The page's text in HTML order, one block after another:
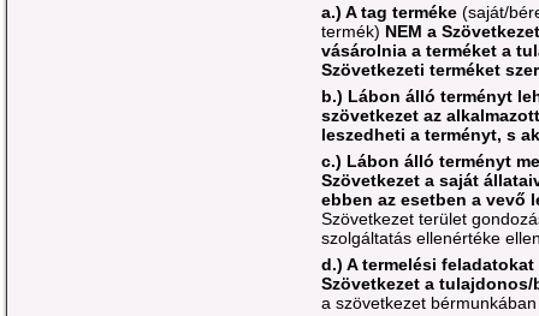
a.) A tag terméke (saját/
termék) NEM a
vásárolnia a terméket a
Szövetkezeti terméket
b.) Lábon álló terményt
szövetkezet az
leszedheti a terményt, s
c.) Lábon álló terményt
Szövetkezet a saját
ebben az esetben a vevő
Szövetkezet terület
szolgáltatás ellenértéke
d.) A termelési
Szövetkezet a
a szövetkezet